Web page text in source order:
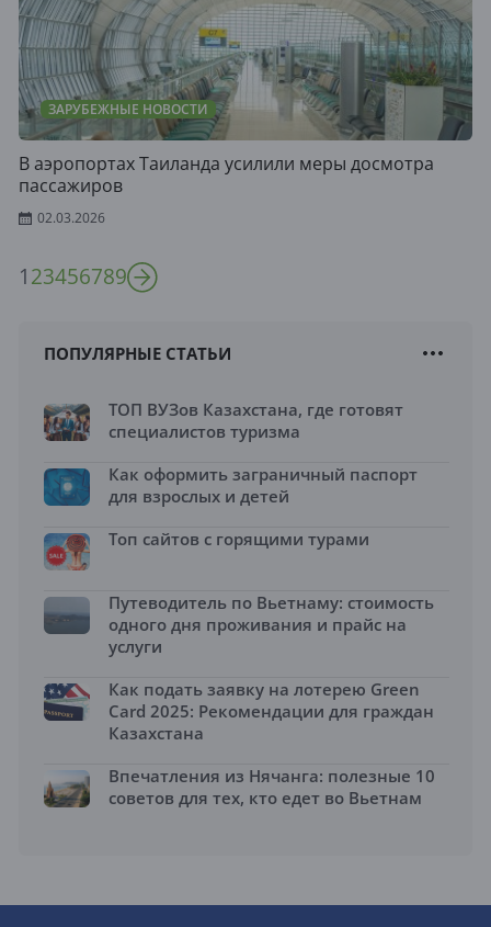
ЗАРУБЕЖНЫЕ НОВОСТИ
В аэропортах Таиланда усилили меры досмотра
пассажиров
02.03.2026
123456789
ПОПУЛЯРНЫЕ СТАТЬИ
ТОП ВУЗов Казахстана, где готовят
специалистов туризма
Как оформить заграничный паспорт
для взрослых и детей
Топ сайтов с горящими турами
Путеводитель по Вьетнаму: стоимость
одного дня проживания и прайс на
услуги
Как подать заявку на лотерею Green
Card 2025: Рекомендации для граждан
Казахстана
Впечатления из Нячанга: полезные 10
советов для тех, кто едет во Вьетнам